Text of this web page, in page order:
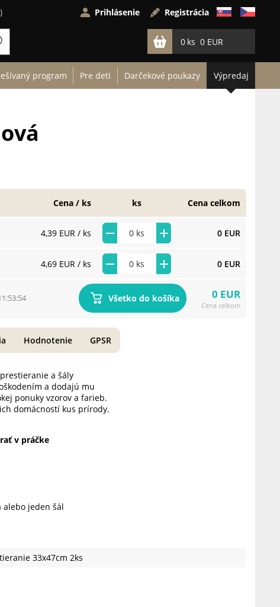
Prihlásenie Registrácia
0 0 EUR
program Pre deti Darčekové poukazy Výpredaj
4,39 EUR / ks 0 EUR
4,69 EUR / ks 0 EUR
Cena / ks ks Cena celkom
Všetko do košíka 0 EUR
Cena celkom
a šály
a dodajú mu
ponuky vzorov a farieb.
domácností kus prírody.
v práčke
alebo jeden šál
33x47cm 2ks
Hodnotenie GPSR